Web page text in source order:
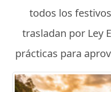
todos los
trasladan por Ley
prácticas para